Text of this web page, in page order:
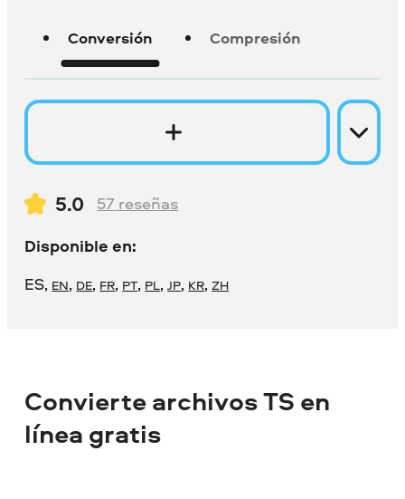
Conversión Compresión
5.0 57 reseñas
Disponible en:
ES, EN, DE, FR, PT, PL,JP, KR,ZH
Convierte archivos TS en
línea gratis